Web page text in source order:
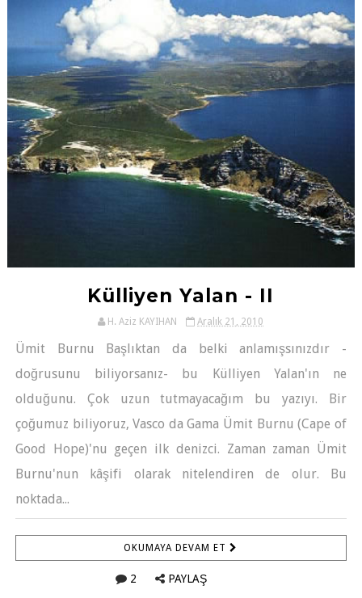
Külliyen Yalan - II
H. Aziz KAYIHAN Aralık 21, 2010
Ümit Burnu Başlıktan da belki anlamışsınızdır -
doğrusunu biliyorsanız- bu Külliyen Yalan'ın ne
olduğunu. Çok uzun tutmayacağım bu yazıyı. Bir
çoğumuz biliyoruz, Vasco da Gama Ümit Burnu (Cape of
Good Hope)'nu geçen ilk denizci. Zaman zaman Ümit
Burnu'nun kâşifi olarak nitelendiren de olur. Bu
noktada...
OKUMAYA DEVAM ET
2 PAYLAŞ